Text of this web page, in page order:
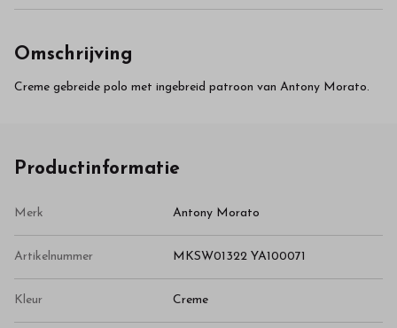
Omschrijving
Creme gebreide polo met ingebreid patroon van Antony Morato.
Productinformatie
Merk Antony Morato
Artikelnummer MKSW01322 YA100071
Kleur Creme